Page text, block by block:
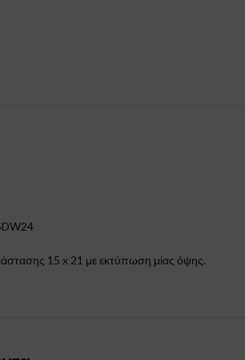
15 x 21 με εκτύπωση μίας όψης.